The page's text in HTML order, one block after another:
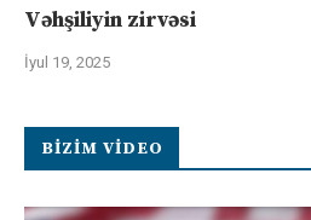
Vəhşiliyin zirvəsi
İyul 19, 2025
BIZIM VIDEO